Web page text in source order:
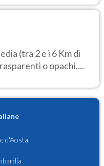
(tra 2 e i 6 Km di
o opachi,...
d'Aosta